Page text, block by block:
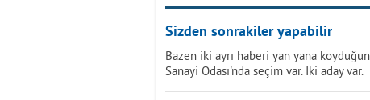
Sizden sonrakiler yapabilir
Bazen iki ayrı haberi yan yana
Sanayi Odası'nda seçim var. İki aday var.